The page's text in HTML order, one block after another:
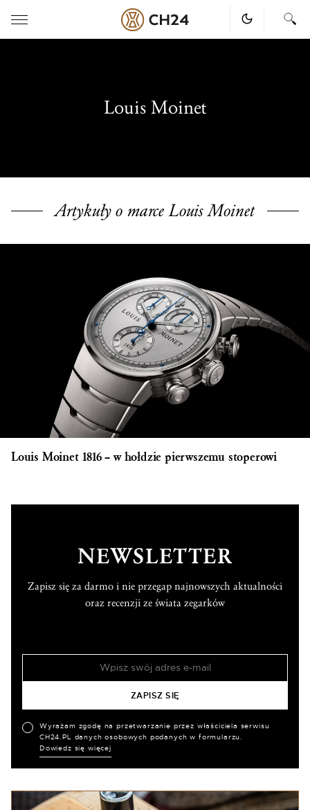
Louis Moinet
Artykuły o marce Louis Moinet
Louis Moinet 1816 – w hołdzie pierwszemu stoperowi
NEWSLETTER
Zapisz się za darmo i nie przegap najnowszych aktualności
oraz recenzji ze świata zegarków
Wyrażam zgodę na przetwarzanie przez właściciela serwisu
CH24.PL danych osobowych podanych w formularzu.
Dowiedz się więcej